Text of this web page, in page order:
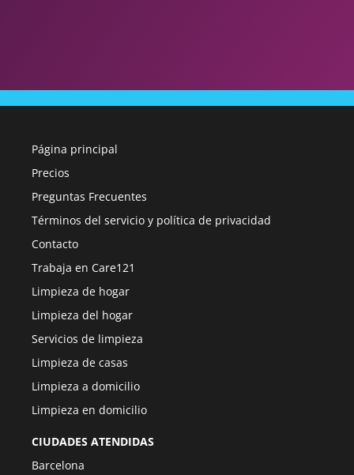
Página principal
Precios
Preguntas Frecuentes
Términos del servicio y política de privacidad
Contacto
Trabaja en Care121
Limpieza de hogar
Limpieza del hogar
Servicios de limpieza
Limpieza de casas
Limpieza a domicilio
Limpieza en domicilio
CIUDADES ATENDIDAS
Barcelona